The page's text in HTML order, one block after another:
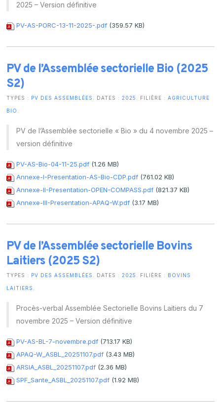
2025 – Version définitive
PV-AS-PORC-13-11-2025-.pdf (359.57 KB)
PV de l’Assemblée sectorielle Bio (2025
S2)
TYPES : PV DES ASSEMBLÉES . DATES :2025 . FILIÈRE :AGRICULTURE
BIO
PV de l’Assemblée sectorielle « Bio » du 4 novembre 2025 –
version définitive
PV-AS-Bio-04-11-25.pdf (1.26 MB)
Annexe-I-Presentation-AS-Bio-CDP.pdf (761.02 KB)
Annexe-II-Presentation-OPEN-COMPASS.pdf (821.37 KB)
Annexe-III-Presentation-APAQ-W.pdf (3.17 MB)
PV de l’Assemblée sectorielle Bovins
Laitiers (2025 S2)
TYPES : PV DES ASSEMBLÉES . DATES :2025 . FILIÈRE : BOVINS
LAITIERS
Procès-verbal Assemblée Sectorielle Bovins Laitiers du 7
novembre 2025 – Version définitive
PV-AS-BL-7-novembre.pdf (713.17 KB)
APAQ-W_ASBL_20251107.pdf (3.43 MB)
ARSIA_ASBL_20251107.pdf (2.36 MB)
SPF_Sante_ASBL_20251107.pdf (1.92 MB)